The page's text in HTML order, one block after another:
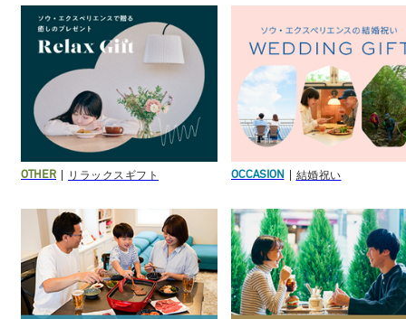
OTHER リラックスギフト OCCASION 結婚祝い